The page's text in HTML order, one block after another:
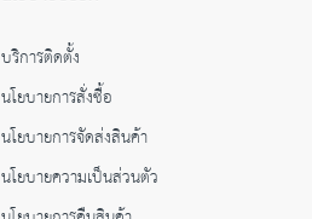
บริการติดตั้ง
นโยบายการสั่งซื้อ
นโยบายการจัดส่งสินค้า
นโยบายความเป็นส่วนตัว